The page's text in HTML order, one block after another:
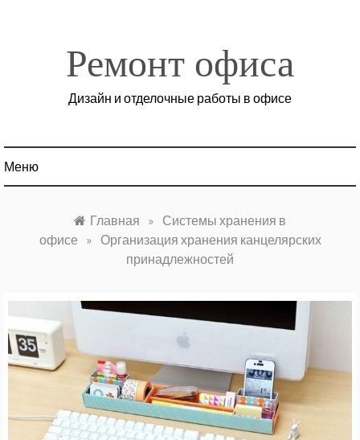
Ремонт офиса
Дизайн и отделочные работы в офисе
Меню
Главная »
Системы хранения в
офисе
» Организация хранения канцелярских
принадлежностей